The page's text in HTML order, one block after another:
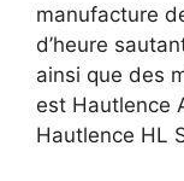
manufacture
d’heure
ainsi que des
est Hautlence
Hautlence HL